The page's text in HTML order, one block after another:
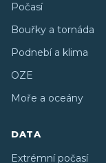
Počasí
Bouřky a tornáda
Podnebí a klima
OZE
Moře a oceány
DATA
Extrémní počasí